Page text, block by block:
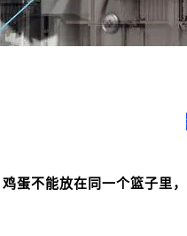
鸡蛋不能放在同一个篮子里